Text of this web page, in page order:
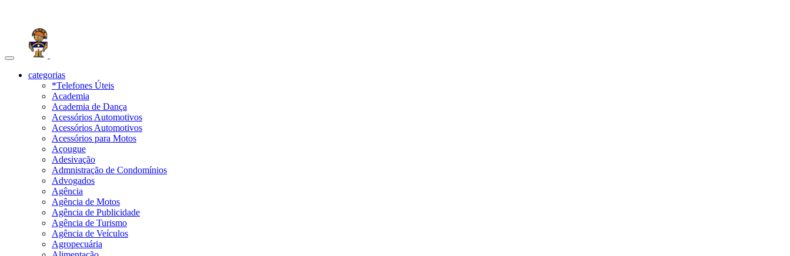
Toggle
navigationcategorias
*Telefones Úteis
Academia
Academia de Dança
Acessórios Automotivos
Acessórios Automotivos
Acessórios para Motos
Açougue
Adesivação
Admnistração de Condomínios
Advogados
Agência
Agência de Motos
Agência de Publicidade
Agência de Turismo
Agência de Veículos
Agropecuária